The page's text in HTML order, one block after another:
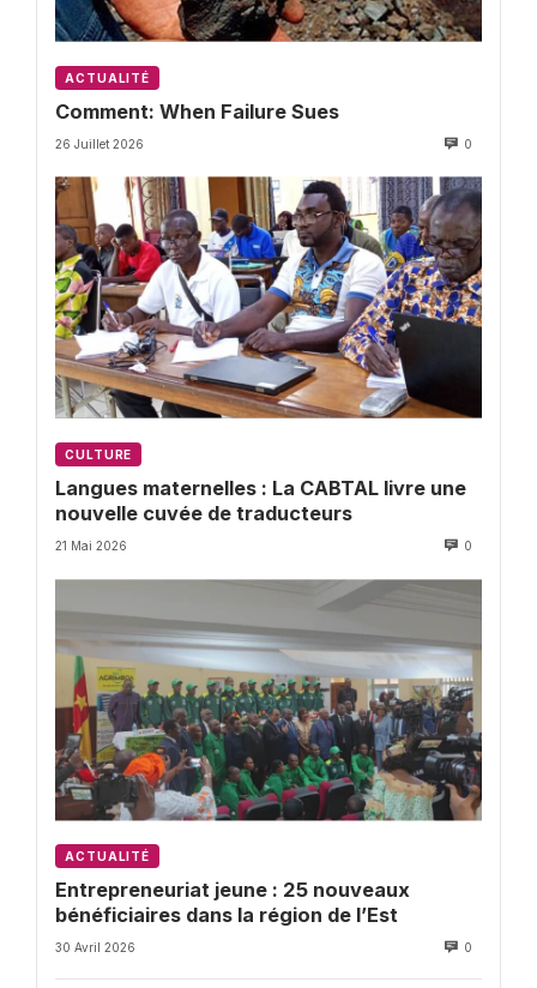
ACTUALITÉ
Comment: When Failure Sues
26 Juillet 2026 0
CULTURE
Langues maternelles : La CABTAL livre une
nouvelle cuvée de traducteurs
21 Mai 2026 0
ACTUALITÉ
Entrepreneuriat jeune : 25 nouveaux
bénéficiaires dans la région de l’Est
30 Avril 2026 0